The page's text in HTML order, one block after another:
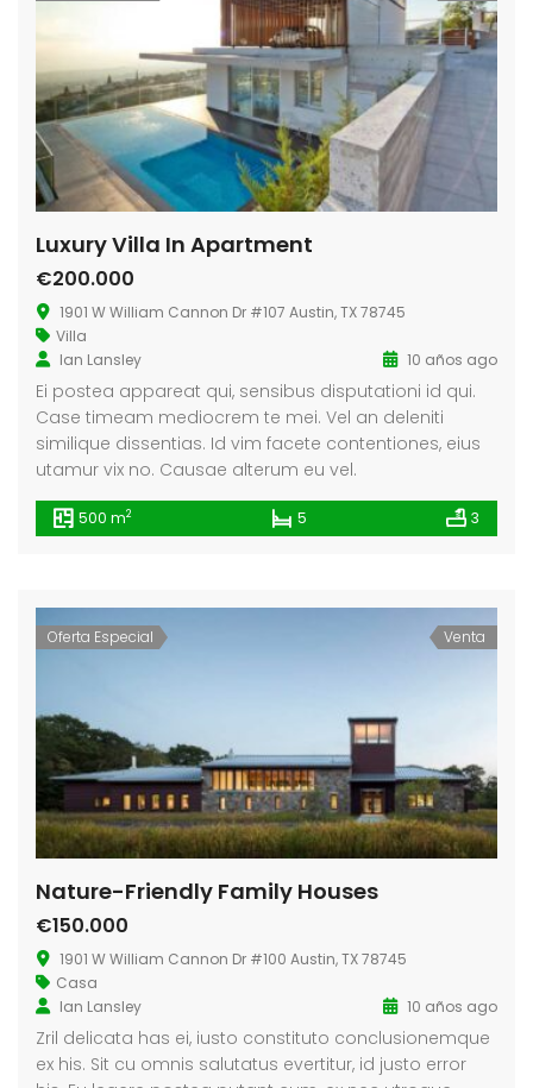
Luxury Villa In Apartment
€200.000
1901 W William Cannon Dr #107 Austin, TX 78745
Villa
Ian Lansley
10 años ago
Ei postea appareat qui, sensibus disputationi id qui.
Case timeam mediocrem te mei. Vel an deleniti
similique dissentias. Id vim facete contentiones, eius
utamur vix no. Causae alterum eu vel.
500 m2 5 3
Oferta Especial Venta
Nature-Friendly Family Houses
€150.000
1901 W William Cannon Dr #100 Austin, TX 78745
Casa
Ian Lansley
10 años ago
Zril delicata has ei, iusto constituto conclusionemque
ex his. Sit cu omnis salutatus evertitur, id justo error
Maroma
-4.184377661723349
Single House Near, Los Angeles
€3 K / Month
1911 Sunset Blvd Los Angeles, CA 90026